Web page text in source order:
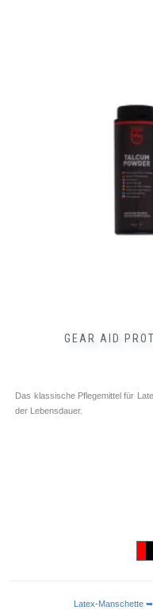
GEAR AID
Das klassische Pflegemittel für
der Lebensdauer.
Latex-